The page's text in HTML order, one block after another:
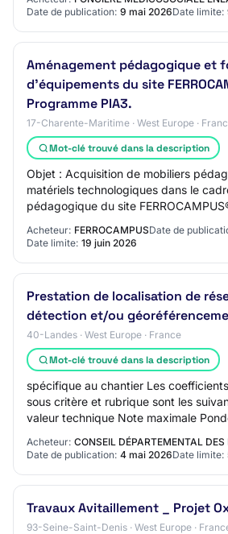
Date de publication: 9 mai 2026Date limite:
Aménagement pédagogique et
d’équipements du site
Programme PIA3.
17-Charente-Maritime · West Europe ·
Mot-clé trouvé dans la description
Objet : Acquisition de mobiliers
matériels technologiques dans le
pédagogique du site
Acheteur: FERROCAMPUSDate de
Date limite: 19 juin 2026
Prestation de localisation de
détection et/ou
40-Landes · West Europe · France
Mot-clé trouvé dans la description
spécifique au chantier Les
sous critère et rubrique sont les
valeur technique Note maximale
Organisation et moyens 2 1 2 p…
Acheteur: CONSEIL DÉPARTEMENTAL DES
Date de publication: 4 mai 2026Date limite:
Travaux Avitaillement _ Projet
93-Seine-Saint-Denis · West Europe ·